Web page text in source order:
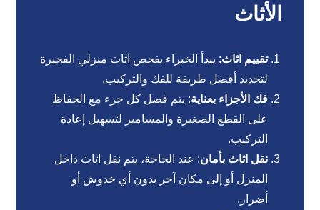
الأثاث
تقييم اثاث: يبدأ الخبراء بفحص اثاث منزلي الفجيرة
لتحديد أفضل طريقة للفك والتركيب.
فك الأجزاء بعناية: يتم فصل كل جزء مع الحفاظ
على القطع الصغيرة والمسامير لتسهيل إعادة
التركيب.
نقل اثاث بأمان: عند الحاجة، يتم نقل اثاث داخل
المنزل أو إلى مكان آخر بدون أي خدوش أو
أضرار.